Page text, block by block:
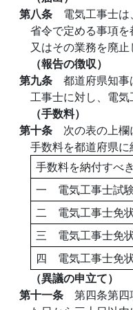
第八条 電気工事士
省令で定める事項
又はその業務を廃止
（報告の徴収）
第九条 都道府県知
工事士に対し、電
（手数料）
第十条 次の表の上
手数料を都道府県に
手数料を納付すべ
一 電気工事士試
二 電気工事士免
三 電気工事士免
四 電気工事士免
（異議の申立て）
第十一条 第四条第